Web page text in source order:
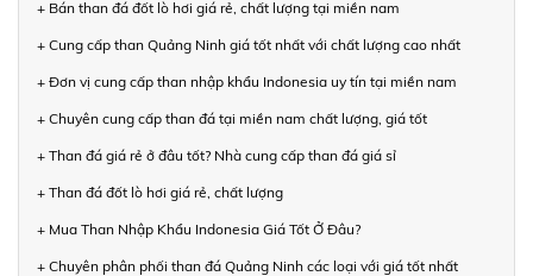
+ Bán than đá đốt lò hơi giá rẻ, chất lượng tại miền nam
+ Cung cấp than Quảng Ninh giá tốt nhất với chất lượng cao nhất
+ Đơn vị cung cấp than nhập khẩu Indonesia uy tín tại miền nam
+ Chuyên cung cấp than đá tại miền nam chất lượng, giá tốt
+ Than đá giá rẻ ở đâu tốt? Nhà cung cấp than đá giá sỉ
+ Than đá đốt lò hơi giá rẻ, chất lượng
+ Mua Than Nhập Khẩu Indonesia Giá Tốt Ở Đâu?
+ Chuyên phân phối than đá Quảng Ninh các loại với giá tốt nhất